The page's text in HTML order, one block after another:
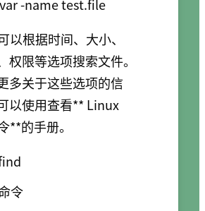
以根据时间、大小、
权限等选项搜索文件。
多关于这些选项的信
以使用查看** Linux
**的手册。
令